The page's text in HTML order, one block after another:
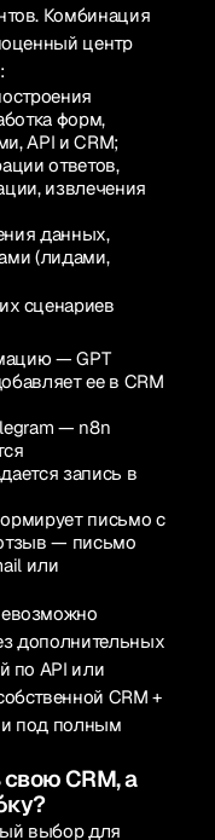
Комбинация
центр
форм,
API и CRM;
ответов,
извлечения
данных,
(лидами,
сценариев
— GPT
ее в CRM
— n8n
запись в
письмо с
— письмо
или
дополнительных
по API или
CRM +
и под полным
CRM, а
выбор для